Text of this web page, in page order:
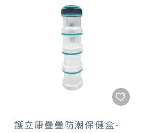
護立康疊疊防潮保健盒-